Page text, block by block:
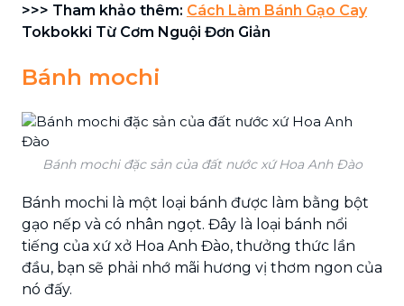
>>> Tham khảo thêm: Cách Làm Bánh Gạo Cay
Tokbokki Từ Cơm Nguội Đơn Giản
Bánh mochi
Bánh mochi đặc sản của đất nước xứ Hoa Anh Đào
Bánh mochi là một loại bánh được làm bằng bột
gạo nếp và có nhân ngọt. Đây là loại bánh nổi
tiếng của xứ xở Hoa Anh Đào, thưởng thức lần
đầu, bạn sẽ phải nhớ mãi hương vị thơm ngon của
nó đấy.